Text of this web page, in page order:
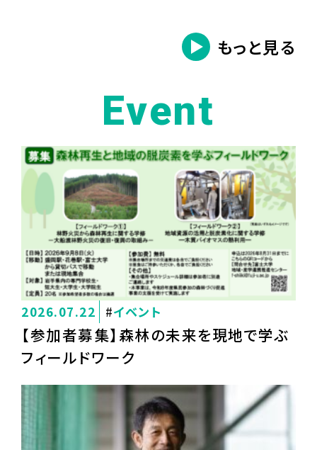
もっと見る
Event
2026.07.22 イベント
【参加者募集】森林の未来を現地で学ぶ
フィールドワーク